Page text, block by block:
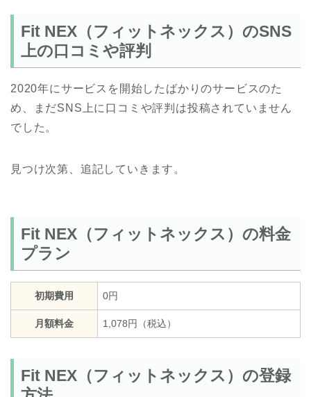
Fit NEX（フィットネックス）のSNS
上の口コミや評判
2020年にサービスを開始したばかりのサービスのた
め、まだSNS上に口コミや評判は投稿されていません
でした。
見つけ次第、追記していきます。
Fit NEX（フィットネックス）の料金
プラン
初期費用 0円
月額料金 1,078円（税込）
Fit NEX（フィットネックス）の登録